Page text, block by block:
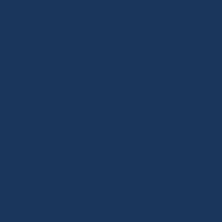
W dniach 2 - 9 września 2014 r. odbędzie się w
Termin rejestracji uczestników i przysyłania
Celem konferencji jest prezentacja metod
ubezpieczeniach, finansach, bankowości, kolejnictwie,
Uczestnicy konferencji będą mieli możliwość